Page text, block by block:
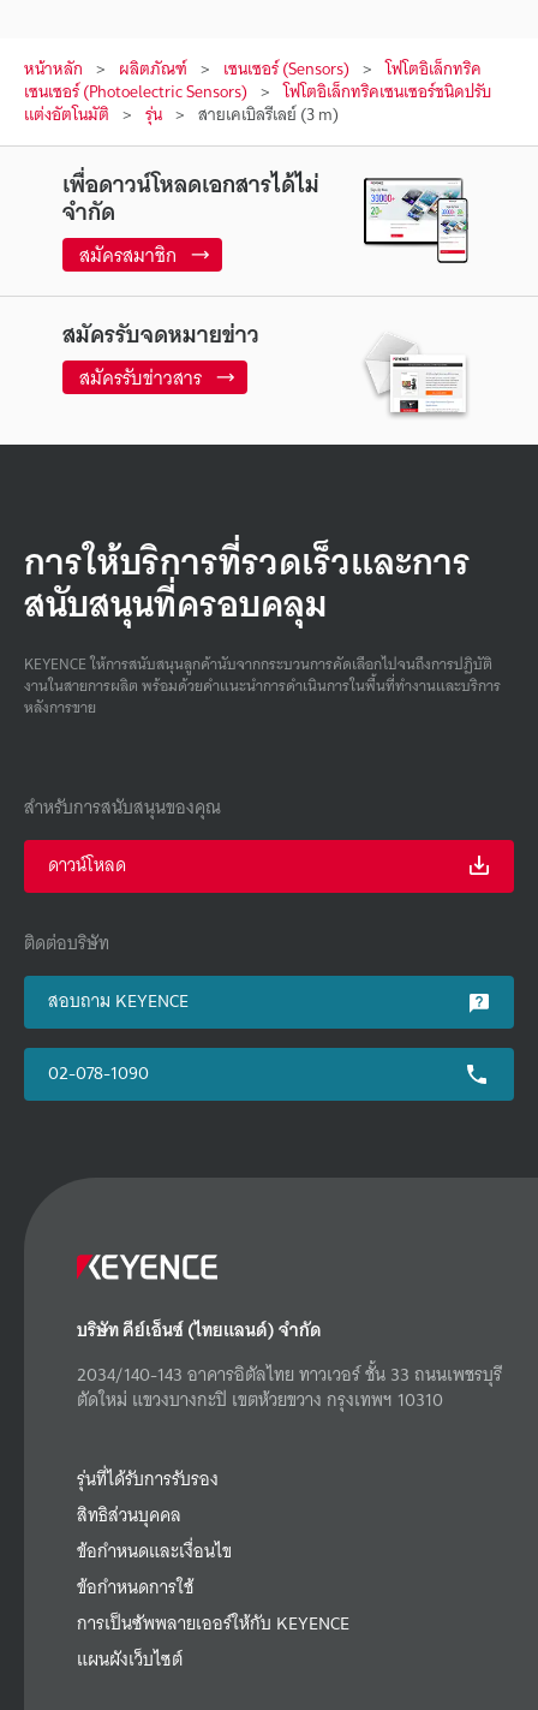
หน้าหลัก ผลิตภัณฑ์ เซนเซอร์ (Sensors) โฟโตอิเล็กทริค
เซนเซอร์ (Photoelectric Sensors) โฟโตอิเล็กทริคเซนเซอร์ชนิดปรับ
แต่งอัตโนมัติ รุ่น สายเคเบิลรีเลย์ (3 m)
เพื่อดาวน์โหลดเอกสารได้ไม่
จำกัด
สมัครสมาชิก
สมัครรับจดหมายข่าว
สมัครรับข่าวสาร
การให้บริการที่รวดเร็วและการ
สนับสนุนที่ครอบคลุม
KEYENCE ให้การสนับสนุนลูกค้านับจากกระบวนการคัดเลือกไปจนถึงการปฏิบัติ
งานในสายการผลิต พร้อมด้วยคําแนะนําการดําเนินการในพื้นที่ทํางานและบริการ
หลังการขาย
สำหรับการสนับสนุนของคุณ
ดาวน์โหลด
ติดต่อบริษัท
สอบถาม KEYENCE
02-078-1090
บริษัท คีย์เอ็นซ์ (ไทยแลนด์) จำกัด
2034/140-143 อาคารอิตัลไทย ทาวเวอร์ ชั้น 33 ถนนเพชรบุรี
ตัดใหม่ แขวงบางกะปิ เขตห้วยขวาง กรุงเทพฯ 10310
รุ่นที่ได้รับการรับรอง
สิทธิส่วนบุคคล
ข้อกำหนดและเงื่อนไข
ข้อกำหนดการใช้
การเป็นซัพพลายเออร์ให้กับ KEYENCE
แผนผังเว็บไซต์